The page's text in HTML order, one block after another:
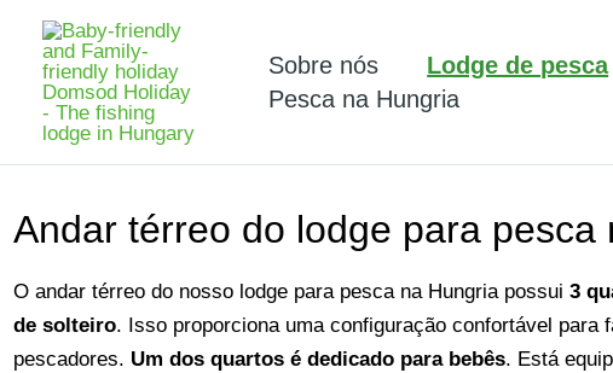
conteúdo
Sobre nós Lodge de pesca
Pesca na Hungria
Andar térreo do lodge para pesca
O andar térreo do nosso lodge para pesca na Hungria possui3
de solteiro. Isso proporciona uma configuração confortável para
pescadores. Um dos quartos é dedicado para bebês. Está